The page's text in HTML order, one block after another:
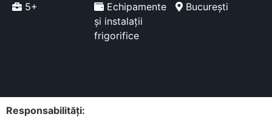
5+
Echipamente
și instalații
frigorifice
București
Responsabilități: